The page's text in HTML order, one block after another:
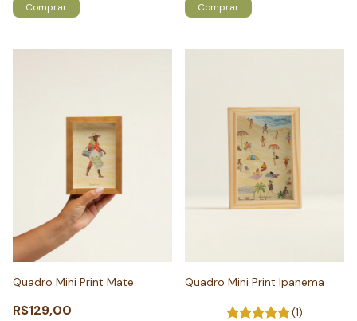
Comprar Comprar
Quadro Mini Print Mate
R$129,00
Quadro Mini Print Ipanema
(1)